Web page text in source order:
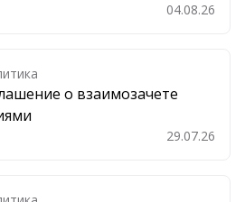
04.08.26
о взаимозачете
29.07.26